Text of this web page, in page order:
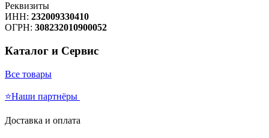
Реквизиты
ИНН: 232009330410
ОГРН: 308232010900052
Каталог и Сервис
Все товары
⭐Наши партнёры
Доставка и оплата